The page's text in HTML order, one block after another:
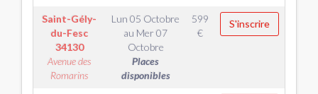
Saint-Gély-
du-Fesc
34130
Avenue des
Romarins
Lun 05 Octobre
au Mer 07
Octobre
Places
disponibles
599
€
S'inscrire